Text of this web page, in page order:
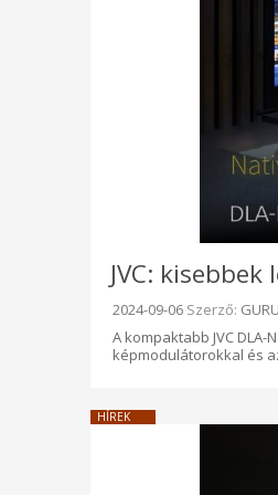
JVC:
Beküldve:
2024-09-06 Szerző: GURU
A kompaktabb JVC DLA-
képmodulátorokkal és
HÍREK